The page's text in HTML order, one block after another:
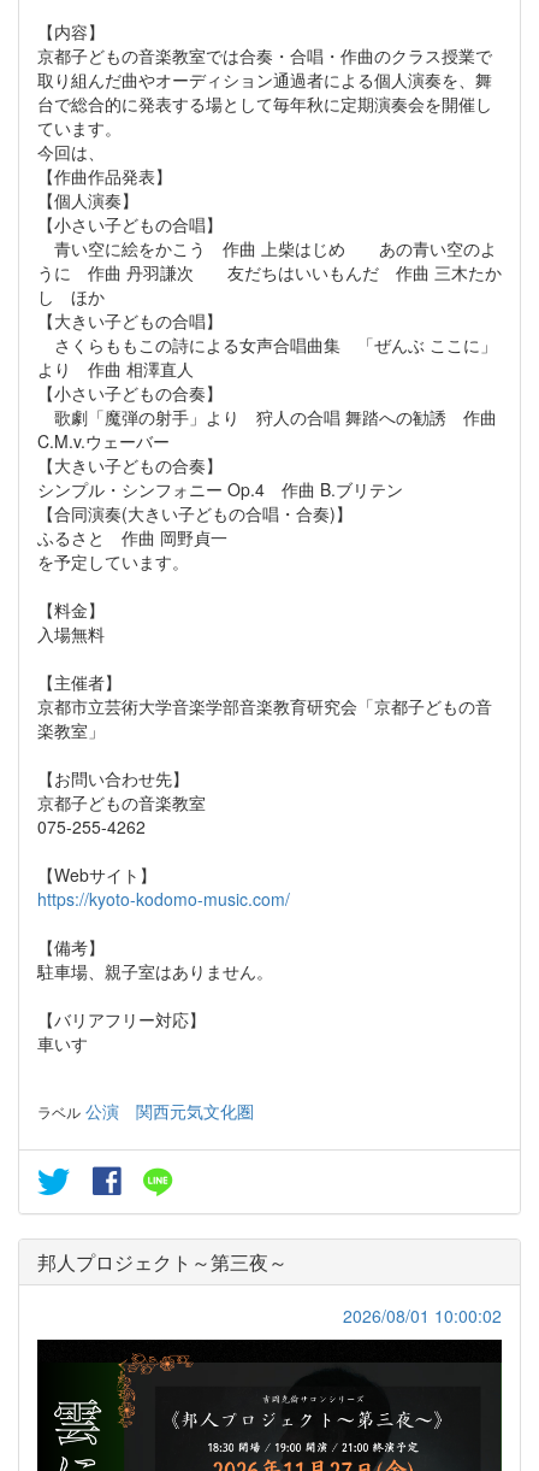
【内容】
京都子どもの音楽教室では合奏・合唱・作曲のクラス授業で
取り組んだ曲やオーディション通過者による個人演奏を、舞
台で総合的に発表する場として毎年秋に定期演奏会を開催し
ています。
今回は、
【作曲作品発表】
【個人演奏】
【小さい子どもの合唱】
青い空に絵をかこう 作曲 上柴はじめ あの青い空のよ
うに 作曲 丹羽謙次 友だちはいいもんだ 作曲 三木たか
し ほか
【大きい子どもの合唱】
さくらももこの詩による女声合唱曲集 「ぜんぶ ここに」
より 作曲 相澤直人
【小さい子どもの合奏】
歌劇「魔弾の射手」より 狩人の合唱 舞踏への勧誘 作曲
C.M.v.ウェーバー
【大きい子どもの合奏】
シンプル・シンフォニー Op.4 作曲 B.ブリテン
【合同演奏(大きい子どもの合唱・合奏)】
ふるさと 作曲 岡野貞一
を予定しています。
【料金】
入場無料
【主催者】
京都市立芸術大学音楽学部音楽教育研究会「京都子どもの音
楽教室」
【お問い合わせ先】
京都子どもの音楽教室
075-255-4262
【Webサイト】
https://kyoto-kodomo-music.com/
【備考】
駐車場、親子室はありません。
【バリアフリー対応】
車いす
ラベル 公演 関西元気文化圏
邦人プロジェクト～第三夜～
2026/08/01 10:00:02